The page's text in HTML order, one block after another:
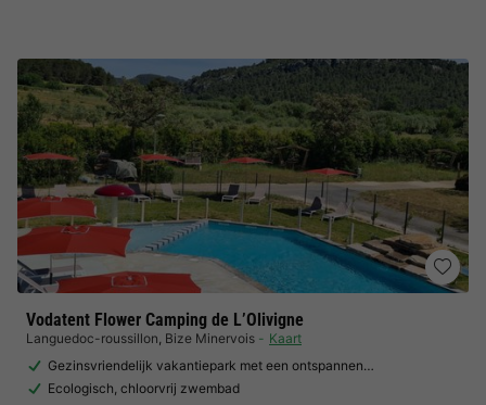
Vodatent Flower Camping de L’Olivigne
Languedoc-roussillon, Bize Minervois
Kaart
Gezinsvriendelijk vakantiepark met een ontspannen…
Ecologisch, chloorvrij zwembad